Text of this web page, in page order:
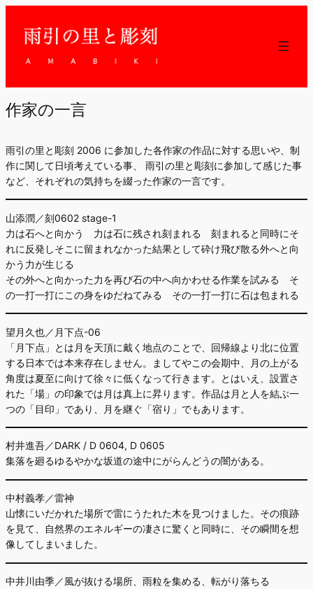
作家の一言
雨引の里と彫刻 2006 に参加した各作家の作品に対する思いや、制
作に関して日頃考えている事、 雨引の里と彫刻に参加して感じた事
など、それぞれの気持ちを綴った作家の一言です。
山添潤／刻0602 stage-1
力は石へと向かう 力は石に残され刻まれる 刻まれると同時にそ
れに反発しそこに留まれなかった結果として砕け飛び散る外へと向
かう力が生じる
その外へと向かった力を再び石の中へ向かわせる作業を試みる そ
の一打一打にこの身をゆだねてみる その一打一打に石は包まれる
望月久也／月下点-06
「月下点」とは月を天頂に戴く地点のことで、回帰線より北に位置
する日本では本来存在しません。ましてやこの会期中、月の上がる
角度は夏至に向けて徐々に低くなって行きます。とはいえ、設置さ
れた「場」の印象では月は真上に昇ります。作品は月と人を結ぶ一
つの「目印」であり、月を継ぐ「宿り」でもあります。
村井進吾／DARK / D 0604, D 0605
集落を廻るゆるやかな坂道の途中にがらんどうの闇がある。
中村義孝／雷神
山懐にいだかれた場所で雷にうたれた木を見つけました。その痕跡
を見て、自然界のエネルギーの凄さに驚くと同時に、その瞬間を想
像してしまいました。
中井川由季／風が抜ける場所、雨粒を集める、転がり落ちる